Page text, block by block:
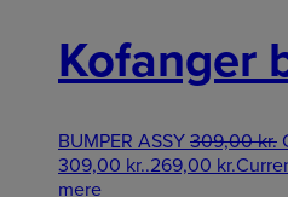
Kofanger
BUMPER ASSY 309,00kr.
309,00 kr..269,00 kr.
mere